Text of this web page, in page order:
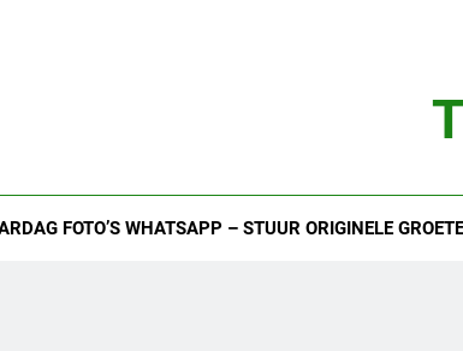
FOTO’S WHATSAPP – STUUR ORIGINELE